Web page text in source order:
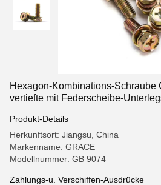
Hexagon-Kombinations-Schraube
vertiefte mit Federscheibe-
Produkt-Details
Herkunftsort: Jiangsu, China
Markenname: GRACE
Modellnummer: GB 9074
Zahlungs-u. Verschiffen-Ausdrücke